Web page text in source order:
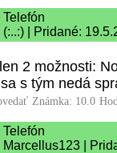
Telefón
(:..:) | Pridané:
2 možnosti:
s tým nedá
Známka: 10.0
Telefón
Marcellus123 |